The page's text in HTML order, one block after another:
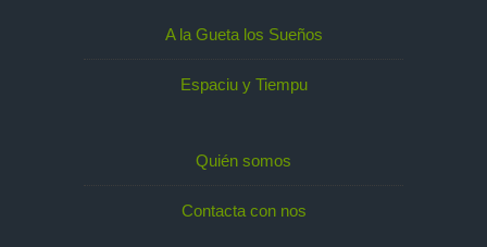
A la Gueta los Sueños
Espaciu y Tiempu
Quién somos
Contacta con nos